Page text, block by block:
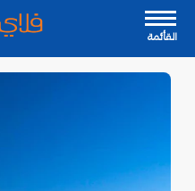
القأئمة